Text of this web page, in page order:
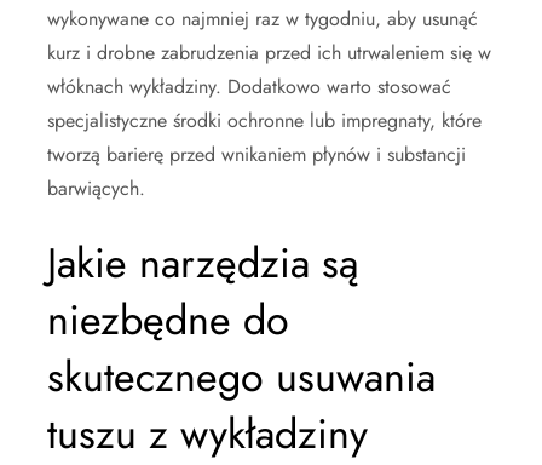
wykonywane co najmniej raz w tygodniu, aby usunąć
kurz i drobne zabrudzenia przed ich utrwaleniem się w
włóknach wykładziny. Dodatkowo warto stosować
specjalistyczne środki ochronne lub impregnaty, które
tworzą barierę przed wnikaniem płynów i substancji
barwiących.
Jakie narzędzia są
niezbędne do
skutecznego usuwania
tuszu z wykładziny